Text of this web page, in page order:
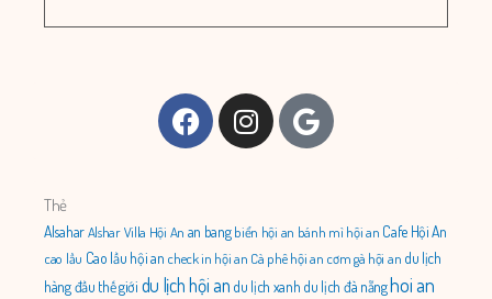
FacebookInstagramGoogle
Thẻ
AlsaharAlshar Villa Hội An an bang biển hội an bánh mì hội an Cafe Hội An
cao lầu Cao lầu hội an check in hội an Cà phê hội an cơm gà hội an du lịch
hàng đầu thế giới du lịch hội an du lịch xanh du lịch đà nẵnghoi an